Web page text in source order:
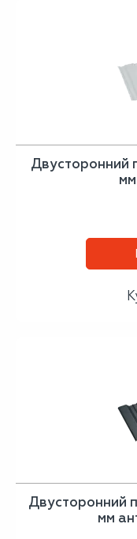
Двусторонний
Двусторонний
мм